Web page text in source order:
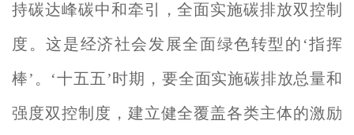
持碳达峰碳中和牵引，全面实施碳排放双控制
度。这是经济社会发展全面绿色转型的‘指挥
棒’。‘十五五’时期，要全面实施碳排放总量和
强度双控制度，建立健全覆盖各类主体的激励